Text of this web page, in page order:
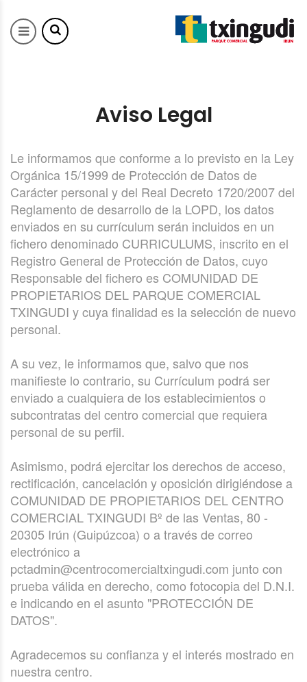
Aviso Legal
Le informamos que conforme a lo previsto en la Ley
Orgánica 15/1999 de Protección de Datos de
Carácter personal y del Real Decreto 1720/2007 del
Reglamento de desarrollo de la LOPD, los datos
enviados en su currículum serán incluidos en un
fichero denominado CURRICULUMS, inscrito en el
Registro General de Protección de Datos, cuyo
Responsable del fichero es COMUNIDAD DE
PROPIETARIOS DEL PARQUE COMERCIAL
TXINGUDI y cuya finalidad es la selección de nuevo
personal.
A su vez, le informamos que, salvo que nos
manifieste lo contrario, su Currículum podrá ser
enviado a cualquiera de los establecimientos o
subcontratas del centro comercial que requiera
personal de su perfil.
Asimismo, podrá ejercitar los derechos de acceso,
rectificación, cancelación y oposición dirigiéndose a
COMUNIDAD DE PROPIETARIOS DEL CENTRO
COMERCIAL TXINGUDI Bº de las Ventas, 80 -
20305 Irún (Guipúzcoa) o a través de correo
electrónico a
pctadmin@centrocomercialtxingudi.com junto con
prueba válida en derecho, como fotocopia del D.N.I.
e indicando en el asunto "PROTECCIÓN DE
DATOS".
Agradecemos su confianza y el interés mostrado en
nuestra centro.